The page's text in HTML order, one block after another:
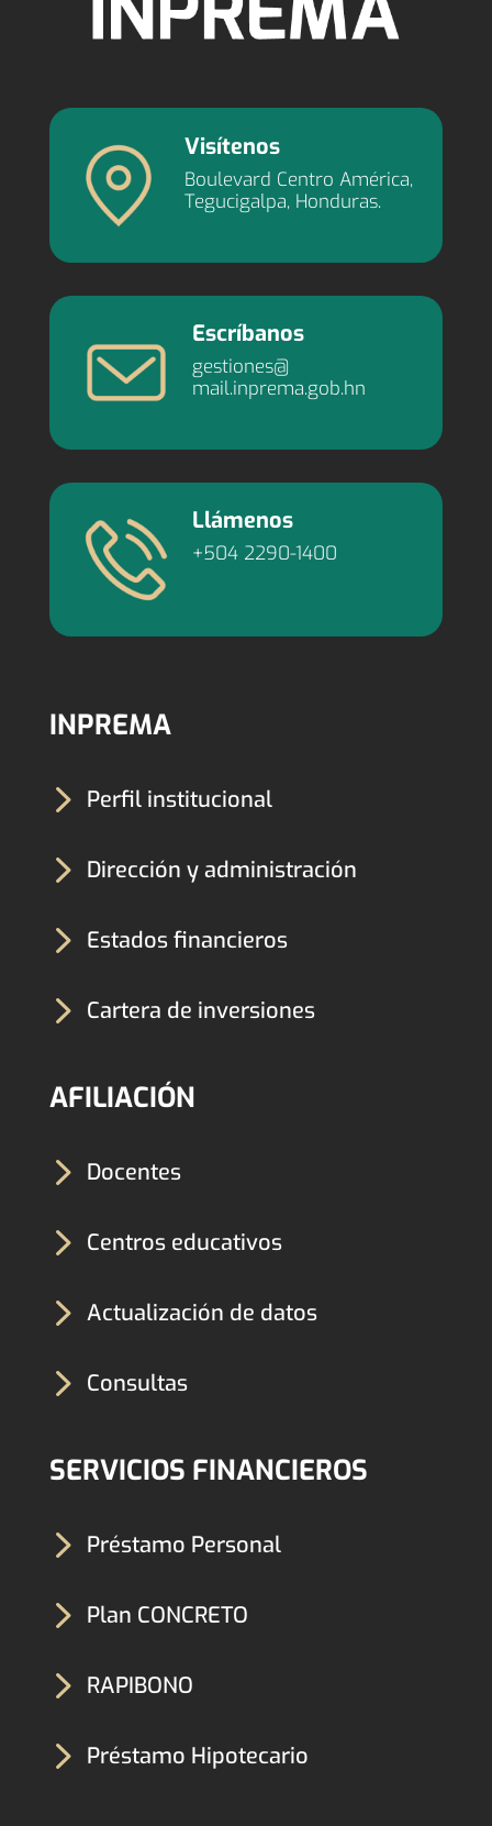
Visítenos
Boulevard Centro América,
Tegucigalpa, Honduras.
Escríbanos
gestiones@
mail.inprema.gob.hn
Llámenos
+504 2290-1400
INPREMA
5 Perfil institucional
5 Dirección y administración
5 Estados financieros
5 Cartera de inversiones
AFILIACIÓN
5 Docentes
5 Centros educativos
5Actualización de datos
5 Consultas
SERVICIOS FINANCIEROS
5 Préstamo Personal
5 Plan CONCRETO
5 RAPIBONO
5 Préstamo Hipotecario